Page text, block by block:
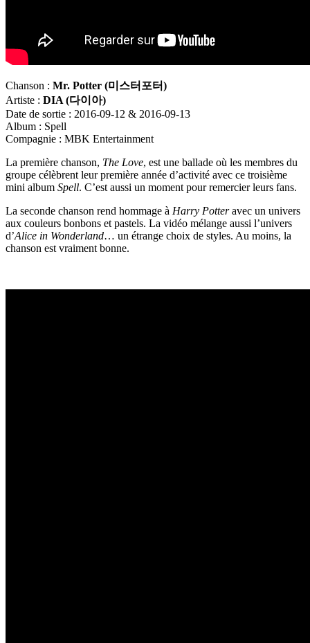
Chanson : Mr. Potter (미스터포터)
Artiste : DIA (다이아)
Date de sortie : 2016-09-12 & 2016-09-13
Album : Spell
Compagnie : MBK Entertainment
La première chanson, The Love, est une ballade où les membres du
groupe célèbrent leur première année d’activité avec ce troisième
mini album Spell. C’est aussi un moment pour remercier leurs fans.
La seconde chanson rend hommage à Harry Potteravec un univers
aux couleurs bonbons et pastels. La vidéo mélange aussi l’univers
d’Alice in Wonderland… un étrange choix de styles. Au moins, la
chanson est vraiment bonne.